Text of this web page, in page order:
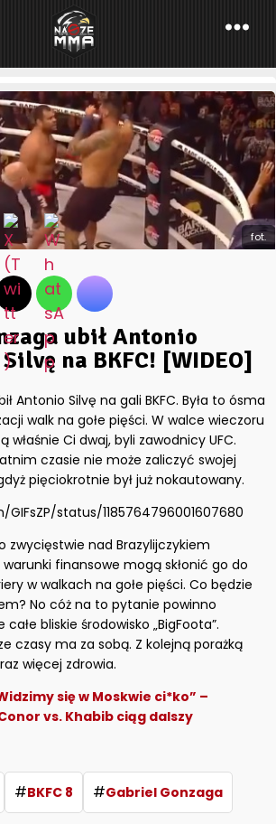
NaszeMMA
»Gabriel Gonzaga ubił Antonio
[WIDEO]
fot.
ubił Antonio
na BKFC! [WIDEO]
Antonio Silvę na gali BKFC. Była to ósma
walk na gołe pięści. W walce wieczoru
właśnie Ci dwaj, byli zawodnicy UFC.
czasie nie może zaliczyć swojej
pięciokrotnie był już nokautowany.
status/1185764796001607680
zwycięstwie nad Brazylijczykiem
warunki finansowe mogą skłonić go do
w walkach na gołe pięści. Co będzie
No cóż na to pytanie powinno
bliskie środowisko „BigFoota”.
czasy ma za sobą. Z kolejną porażką
więcej zdrowia.
się w Moskwie ci*ko” –
vs. Khabib ciąg dalszy
#BKFC 8 #Gabriel Gonzaga